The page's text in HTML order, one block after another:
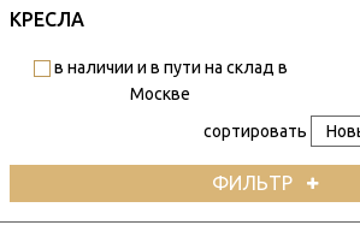
КРЕСЛА
в наличии и в пути на склад в
Москве
сортировать
ФИЛЬТР